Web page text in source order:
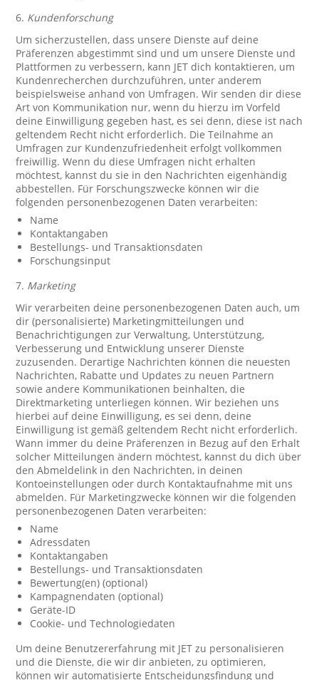
6. Kundenforschung
Um sicherzustellen, dass unsere Dienste auf deine
Präferenzen abgestimmt sind und um unsere Dienste und
Plattformen zu verbessern, kann JET dich kontaktieren, um
Kundenrecherchen durchzuführen, unter anderem
beispielsweise anhand von Umfragen. Wir senden dir diese
Art von Kommunikation nur, wenn du hierzu im Vorfeld
deine Einwilligung gegeben hast, es sei denn, diese ist nach
geltendem Recht nicht erforderlich. Die Teilnahme an
Umfragen zur Kundenzufriedenheit erfolgt vollkommen
freiwillig. Wenn du diese Umfragen nicht erhalten
möchtest, kannst du sie in den Nachrichten eigenhändig
abbestellen. Für Forschungszwecke können wir die
folgenden personenbezogenen Daten verarbeiten:
Name
Kontaktangaben
Bestellungs- und Transaktionsdaten
Forschungsinput
7. Marketing
Wir verarbeiten deine personenbezogenen Daten auch, um
dir (personalisierte) Marketingmitteilungen und
Benachrichtigungen zur Verwaltung, Unterstützung,
Verbesserung und Entwicklung unserer Dienste
zuzusenden. Derartige Nachrichten können die neuesten
Nachrichten, Rabatte und Updates zu neuen Partnern
sowie andere Kommunikationen beinhalten, die
Direktmarketing unterliegen können. Wir beziehen uns
hierbei auf deine Einwilligung, es sei denn, deine
Einwilligung ist gemäß geltendem Recht nicht erforderlich.
Wann immer du deine Präferenzen in Bezug auf den Erhalt
solcher Mitteilungen ändern möchtest, kannst du dich über
den Abmeldelink in den Nachrichten, in deinen
Kontoeinstellungen oder durch Kontaktaufnahme mit uns
abmelden. Für Marketingzwecke können wir die folgenden
personenbezogenen Daten verarbeiten:
Name
Adressdaten
Kontaktangaben
Bestellungs- und Transaktionsdaten
Bewertung(en) (optional)
Kampagnendaten (optional)
Geräte-ID
Cookie- und Technologiedaten
Um deine Benutzererfahrung mit JET zu personalisieren
und die Dienste, die wir dir anbieten, zu optimieren,
können wir automatisierte Entscheidungsfindung und